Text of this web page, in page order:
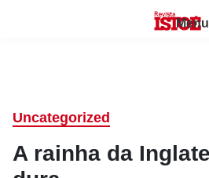
Menu
Uncategorized
A rainha da